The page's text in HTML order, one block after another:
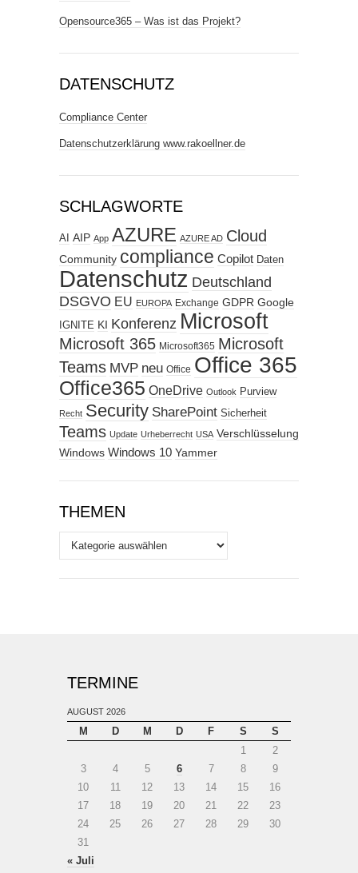
Opensource365 – Was ist das Projekt?
DATENSCHUTZ
Compliance Center
Datenschutzerklärung www.rakoellner.de
SCHLAGWORTE
AI AIP App AZURE AZURE AD Cloud
Community compliance Copilot Daten
Datenschutz Deutschland
DSGVO EU EUROPA Exchange GDPR Google
IGNITE KI Konferenz Microsoft
Microsoft 365 Microsoft365 Microsoft
Teams MVP neu Office Office 365
Office365 OneDrive Outlook Purview
Recht Security SharePoint Sicherheit
Teams Update Urheberrecht USA Verschlüsselung
Windows Windows 10 Yammer
THEMEN
Themen
TERMINE
AUGUST 2026
M D M D F S
S
1
2
3
4 5 6 7 8
9
10
11 12 13 14 15
16
17
18 19 20 21 22
23
24
25 26 27 28 29
30
31
« Juli